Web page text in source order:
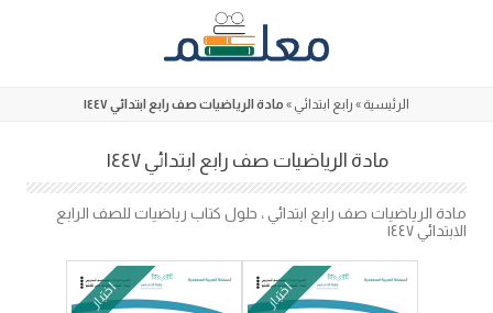
الرئيسية » رابع ابتدائي » مادة الرياضيات صف رابع ابتدائي ١٤٤٧
مادة الرياضيات صف رابع ابتدائي ١٤٤٧
مادة الرياضيات صف رابع ابتدائي ، حلول كتاب رياضيات للصف الرابع
الابتدائي ١٤٤٧
اختبار اختبار